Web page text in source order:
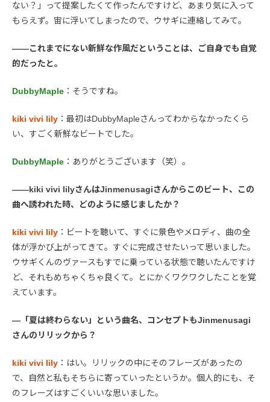
ない？」って提案したくて作ったんですけど、あまり気に入って
もらえず。宙に浮いてしまったので、ウサギに連絡してみて。
――これまでにない新鮮な作風だということは、ご自身でも自覚
的だったと。
DubbyMaple ：そうですね。
kiki vivi lily ：最初はDubbyMapleさんってわからなかったくら
い、すごく新鮮なビートでした。
DubbyMaple ：ありがとうございます（笑）。
――kiki vivi lilyさんはJinmenusagiさんからこのビート、この
曲へ誘われた時、どのように感じましたか？
kiki vivi lily ：ビートを聴いて、すぐに景色やメロディ、曲の全
体が浮かび上がってきて。すぐに完成させたいって思いました。
ウサギくんのヴァースもすでに乗っている状態で聴いたんですけ
ど、それもめちゃくちゃ良くて。とにかくワクワクしたことを覚
えています。
―「夏は終わらない」という曲名、コンセプトもJinmenusagi
さんのリリックから？
kiki vivi lily ：はい。リリックの中にそのフレーズがあったの
で、自然と私もそちらに寄っていったというか。個人的にも、そ
のフレーズはすごくいいな思いました。